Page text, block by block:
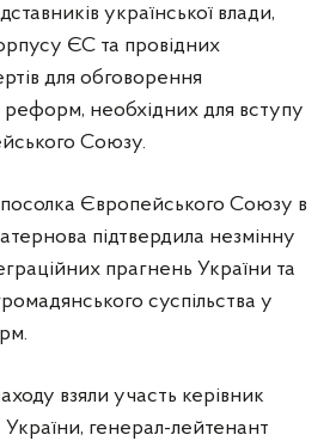
української влади,
ЄС та провідних
для обговорення
реформ, необхідних для вступу
Союзу.
посолка Європейського Союзу в
підтвердила незмінну
прагнень України та
суспільства у
взяли участь керівник
генерал-лейтенант